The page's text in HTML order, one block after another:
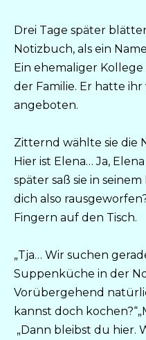
Drei Tage später
Notizbuch, als ein
Ein ehemaliger Kollege
der Familie. Er hatte
angeboten.
Zitternd wählte sie die
Hier ist Elena… Ja,
später saß sie in
dich also
Fingern auf den Tisch.
„Tja… Wir suchen
Suppenküche in der
Vorübergehend
kannst doch
„Dann bleibst du hier.